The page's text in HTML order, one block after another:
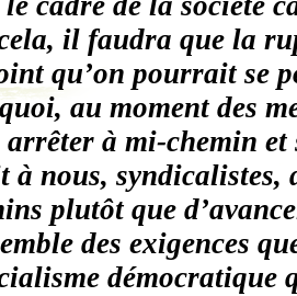
il faudra que la
qu’on pourrait se
au moment des
arrêter à mi-chemin
à nous, syndicalistes,
plutôt que
des exigences
démocratique